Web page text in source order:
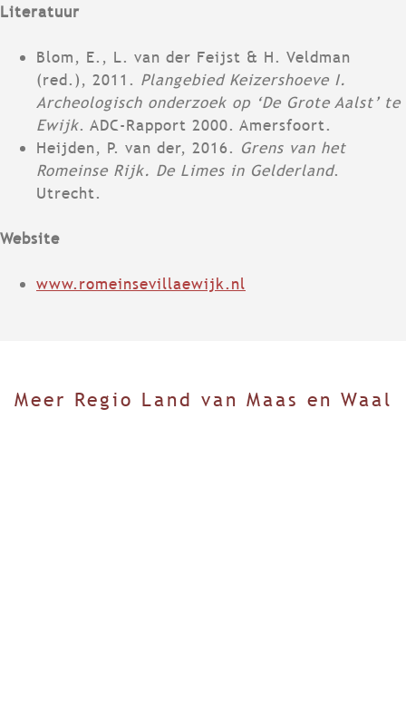
Literatuur
Blom, E., L. van der Feijst & H. Veldman
(red.), 2011. Plangebied Keizershoeve I.
Archeologisch onderzoek op ‘De Grote Aalst’ te
Ewijk. ADC-Rapport 2000. Amersfoort.
Heijden, P. van der, 2016. Grens van het
Romeinse Rijk. De Limes in Gelderland.
Utrecht.
Website
www.romeinsevillaewijk.nl
Meer Regio Land van Maas en Waal